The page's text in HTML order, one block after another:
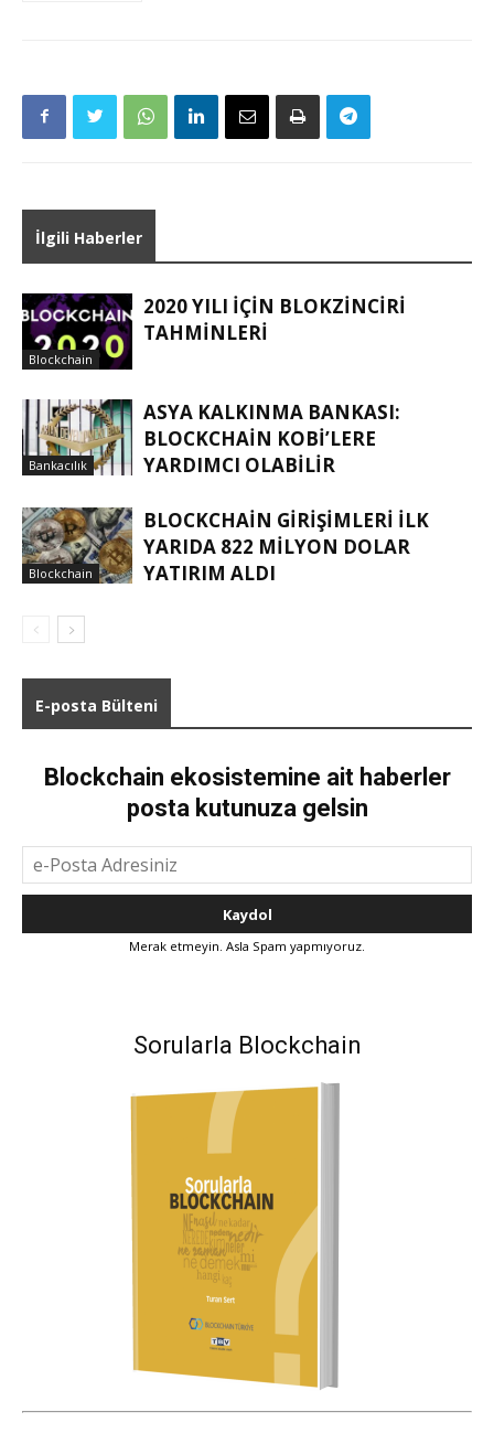
İlgili Haberler
Blockchain
2020 YILI IÇIN BLOKZINCIRI
TAHMINLERI
Bankacılık
ASYA KALKINMA BANKASI:
BLOCKCHAIN KOBİ’LERE
YARDIMCI OLABILIR
Blockchain
BLOCKCHAIN GIRIŞIMLERI ILK
YARIDA 822 MILYON DOLAR
YATIRIM ALDI
E-posta Bülteni
Blockchain ekosistemine ait haberler
posta kutunuza gelsin
Merak etmeyin. Asla Spam yapmıyoruz.
Sorularla Blockchain